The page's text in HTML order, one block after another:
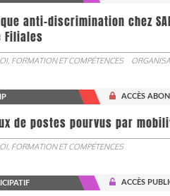
anti-discrimination chez
Filiales
FORMATION ET COMPÉTENCES
ACCÈS
de postes pourvus par
FORMATION ET COMPÉTENCES
ACCÈS